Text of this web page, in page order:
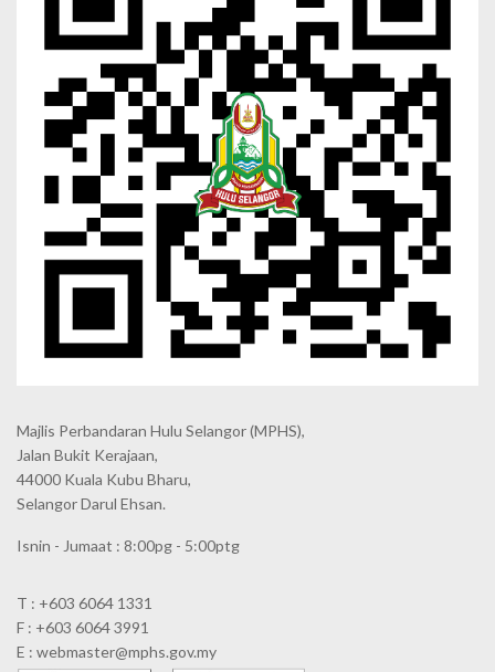
Majlis Perbandaran Hulu Selangor (MPHS),
Jalan Bukit Kerajaan,
44000 Kuala Kubu Bharu,
Selangor Darul Ehsan.
Isnin - Jumaat : 8:00pg - 5:00ptg
T : +603 6064 1331
F : +603 6064 3991
E : webmaster@mphs.gov.my